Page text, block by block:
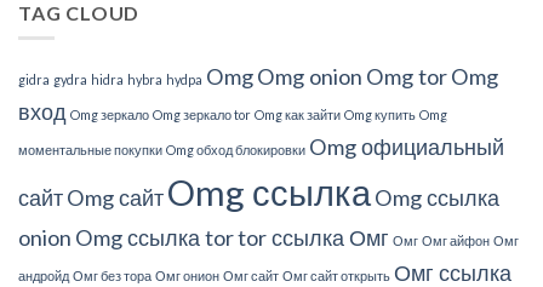
TAG CLOUD
gidra gydra hidra hybra hydpa OmgOmg onion Omg torOmg
вход Omg зеркало Omg зеркало tor Omg как зайти Omg купить Omg
моментальные покупки Omg обход блокировки Omg официальный
сайтOmg сайтOmg ссылка Omg ссылка
onion Omg ссылка tortor ссылка Омг Омг Омг айфон Омг
андройд Омг без тора Омг онион Омг сайт Омг сайт открыть Омг ссылка